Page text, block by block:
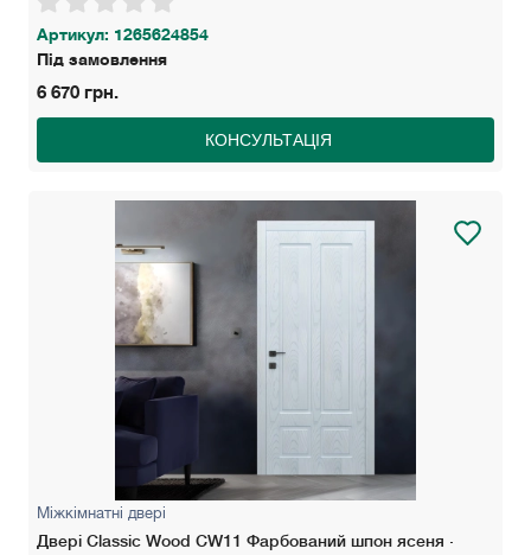
Артикул: 1265624854
Під замовлення
6 670 грн.
КОНСУЛЬТАЦІЯ
Міжкімнатні двері
Двері Classic Wood СW11 Фарбований шпон ясеня ·